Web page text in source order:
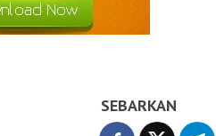
SEBARKAN